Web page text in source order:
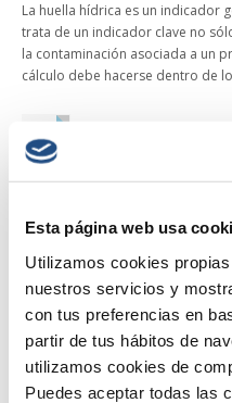
Esta página web usa
Utilizamos cookies
nuestros servicios y
con tus preferencias en
partir de tus hábitos de
utilizamos cookies de
Puedes aceptar todas las
La huella hídrica es un indicador
trata de un indicador clave no
la contaminación asociada a un
cálculo debe hacerse dentro de
Divulgación Huella Hídrica / 2
Follow @Red_EsAgua
Buscar